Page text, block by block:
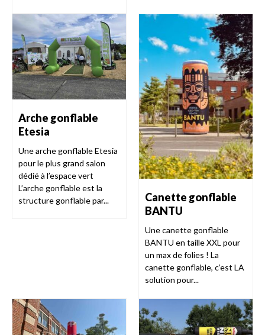
Arche gonflable
Etesia
Une arche gonflable Etesia
pour le plus grand salon
dédié à l’espace vert
L’arche gonflable est la
structure gonflable par...
Canette gonflable
BANTU
Une canette gonflable
BANTU en taille XXL pour
un max de folies ! La
canette gonflable, c’est LA
solution pour...